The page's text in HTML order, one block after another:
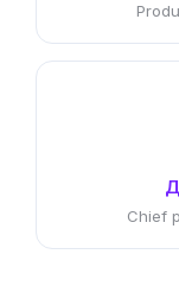
Chief